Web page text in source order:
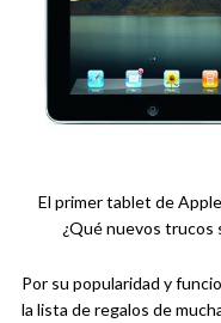
El primer tablet de
¿Qué nuevos trucos
Por su popularidad y
la lista de regalos de